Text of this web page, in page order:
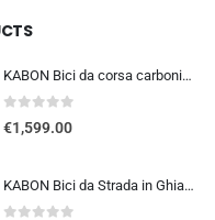
KABON Bici da corsa carbonio, 700C bici da strada T800 Completamente carbonio con Shimano 105 R7000 22 velocità 8.1 KG Leg…
0out of 5
€1,599.00
KABON Bici da Strada in Ghiaia di Carbonio, Bicicletta con Telaio in Fibra di Carbonio T800 con Bicicletta da Corsa con Fr…